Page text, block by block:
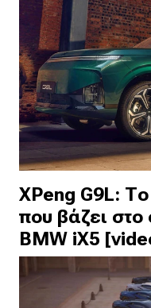
XPeng G9L:
που βάζει στο
BMW iX5